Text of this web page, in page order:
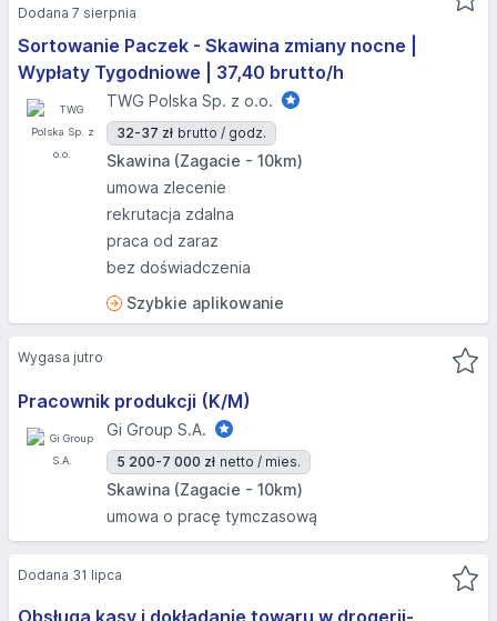
Sortowanie Paczek - Skawina zmiany nocne |
Wypłaty Tygodniowe | 37,40 brutto/h
TWG Polska Sp. z o.o.
32-37 zł brutto / godz.
Skawina (Zagacie - 10km)
umowa zlecenie
rekrutacja zdalna
praca od zaraz
bez doświadczenia
Szybkie aplikowanie
Dodana 7 sierpnia
Pracownik produkcji (K/M)
Gi Group S.A.
5 200-7 000 zł netto / mies.
Skawina (Zagacie - 10km)
umowa o pracę tymczasową
Wygasa jutro
Obsługa kasy i dokładanie towaru w drogerii-
Dodana 31 lipca